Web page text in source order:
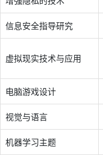
信息安全指导研究
虚拟现实技术与应用
电脑游戏设计
视觉与语言
机器学习主题